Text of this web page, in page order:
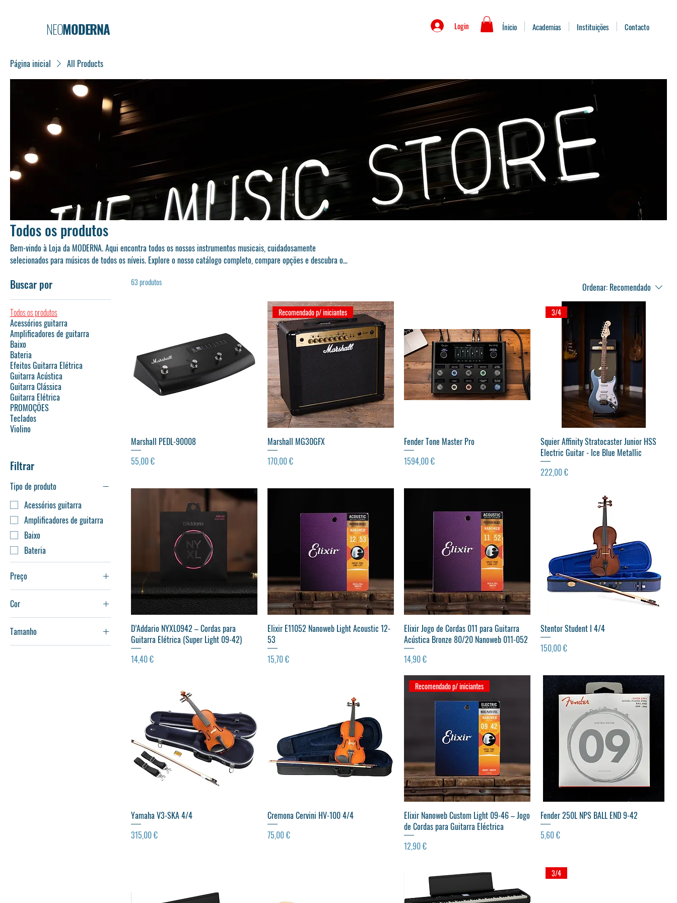
NEOMODERNA Login Ínicio Academias Instituições Contacto
Página inicial All Products
Todos os produtos
Bem-vindo à Loja da MODERNA. Aqui encontra todos os nossos instrumentos musicais, cuidadosamente
selecionados para músicos de todos os níveis. Explore o nosso catálogo completo, compare opções e descubra o
Buscar por
Todos os produtos
Acessórios guitarra
Amplificadores de guitarra
Baixo
Bateria
Efeitos Guitarra Elétrica
Guitarra Acústica
Guitarra Clássica
Guitarra Elétrica
PROMOÇÕES
Teclados
Violino
Filtrar
Tipo de produto
Acessórios guitarra
Amplificadores de guitarra
Baixo
Bateria
Preço
€ 4 € 4.665
Cor
Tamanho
Large
63 produtos Ordenar: Recomendado
Visualização rápida
Marshall PEDL-90008
Preço
55,00 €
Visualização rápida
Recomendado p/ iniciantes
Marshall MG30GFX
Preço
170,00 €
Visualização rápida
Fender Tone Master Pro
Preço
1594,00 €
Visualização rápida
3/4
Squier Affinity Stratocaster Junior HSS
Electric Guitar - Ice Blue Metallic
Preço
222,00 €
Visualização rápida
D’Addario NYXL0942 – Cordas para
Guitarra Elétrica (Super Light 09-42)
Preço
14,40 €
Visualização rápida
Elixir E11052 Nanoweb Light Acoustic 12-
53
Preço
15,70 €
Visualização rápida
Elixir Jogo de Cordas 011 para Guitarra
Acústica Bronze 80/20 Nanoweb 011-052
Preço
14,90 €
Visualização rápida
Stentor Student I 4/4
Preço
150,00 €
Visualização rápida
Yamaha V3-SKA 4/4
Preço
315,00 €
Visualização rápida
Cremona Cervini HV-100 4/4
Preço
75,00 €
Visualização rápida
Recomendado p/ iniciantes
Elixir Nanoweb Custom Light 09-46 – Jogo
de Cordas para Guitarra Eléctrica
Preço
12,90 €
Visualização rápida
Fender 250L NPS BALL END 9-42
Preço
5,60 €
3/4